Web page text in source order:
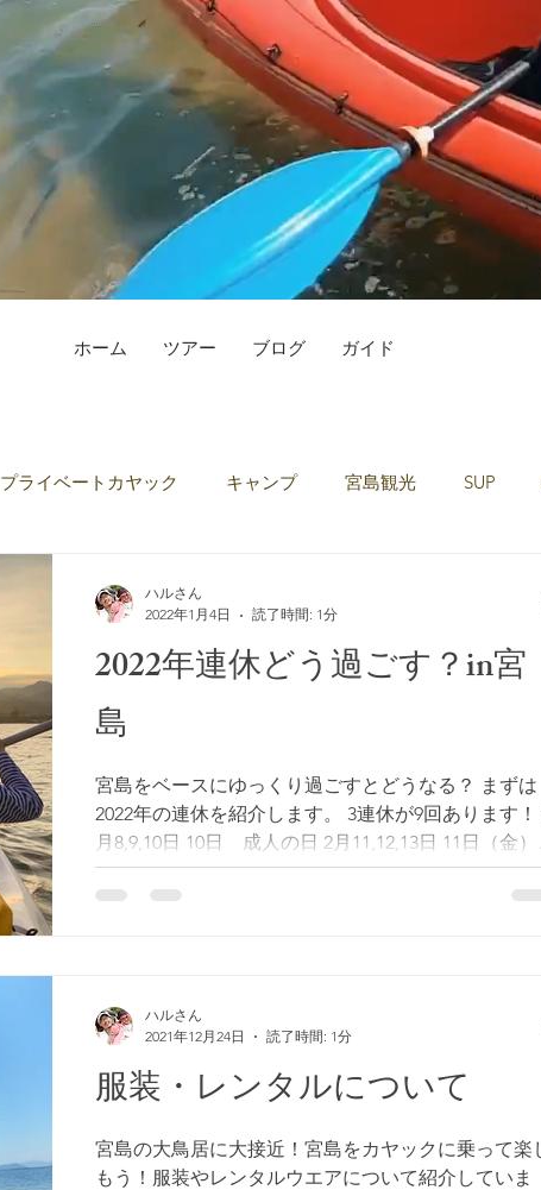
ホーム ツアー ブログ ガイド
プライベートカヤック キャンプ 宮島観光 SUP
2022年連休どう過ごす？in宮
島
宮島をベースにゆっくり過ごすとどうなる？ まずは
2022年の連休を紹介します。 3連休が9回あります！ 1
月8,9,10日 10日 成人の日 2月11,12,13日 11日（金）
国記念の日 2月23日（水）天皇誕生日 3月19,20,21日
日（月）春分の日 ...
ハルさん
2022年1月4日
読了時間: 1分
服装・レンタルについて
宮島の大鳥居に大接近！宮島をカヤックに乗って楽
もう！服装やレンタルウエアについて紹介していま
ハルさん
2021年12月24日
読了時間: 1分